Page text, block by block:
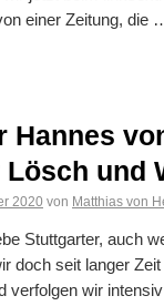
einer Zeitung, die
Hannes
Lösch und
2020 von Matthias von
Stuttgarter, auch
doch seit langer
verfolgen wir